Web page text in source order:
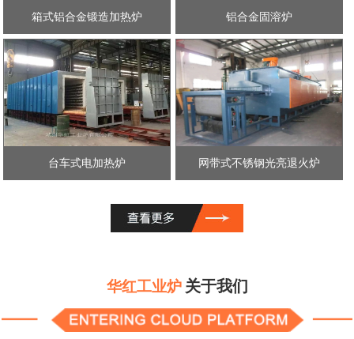
箱式铝合金锻造加热炉 铝合金固溶炉
台车式电加热炉 网带式不锈钢光亮退火炉
华红工业炉 关于我们